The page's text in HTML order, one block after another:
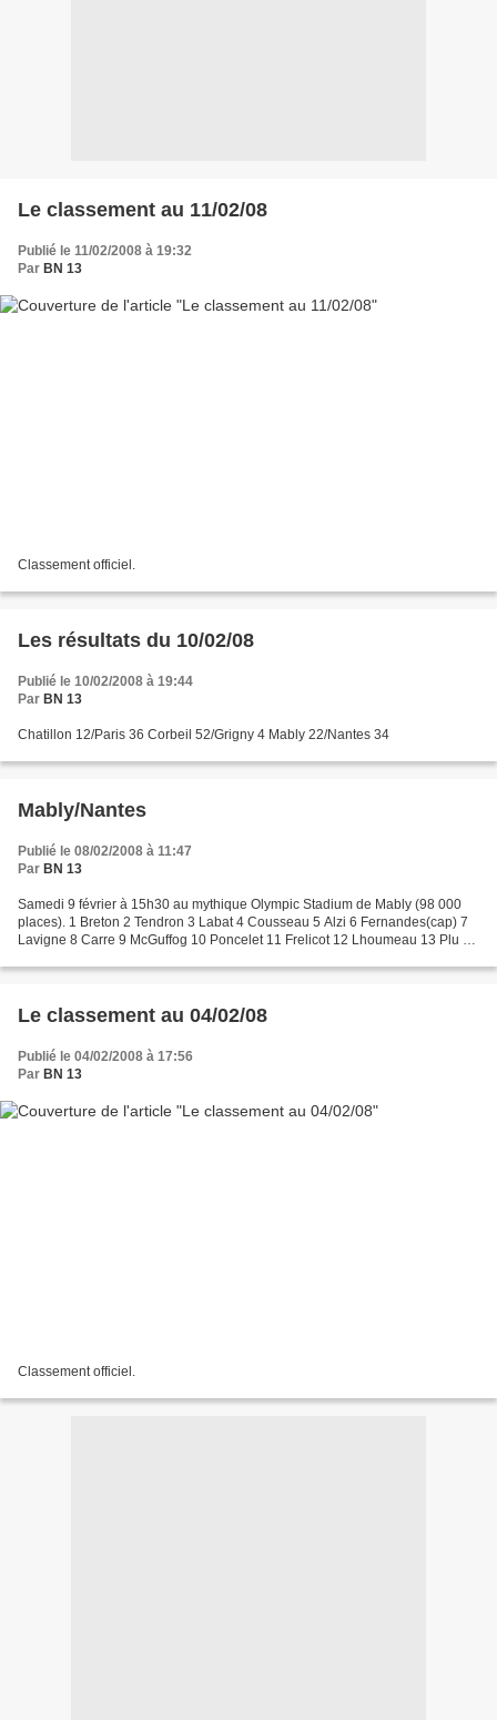
Le classement au 11/02/08
Publié le 11/02/2008 à 19:32
Par BN 13
Classement officiel.
Les résultats du 10/02/08
Publié le 10/02/2008 à 19:44
Par BN 13
Chatillon 12/Paris 36 Corbeil 52/Grigny 4 Mably 22/Nantes 34
Mably/Nantes
Publié le 08/02/2008 à 11:47
Par BN 13
Samedi 9 février à 15h30 au mythique Olympic Stadium de Mably (98 000
places). 1 Breton 2 Tendron 3 Labat 4 Cousseau 5 Alzi 6 Fernandes(cap) 7
Lavigne 8 Carre 9 McGuffog 10 Poncelet 11 Frelicot 12 Lhoumeau 13 Plu 14
Le classement au 04/02/08
Publié le 04/02/2008 à 17:56
Par BN 13
Classement officiel.